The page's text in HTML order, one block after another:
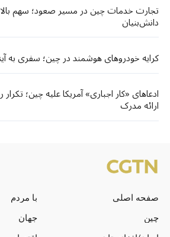
تجارت خدمات چین در مسیر صعود؛ سهم
دانش‌بنیان
کرایه خودروهای هوشمند در چین؛ سفری به
ادعاهای «کار اجباری» آمریکا علیه چین؛
ارائه مدرک
صفحه اصلی
با مردم
چین
جهان